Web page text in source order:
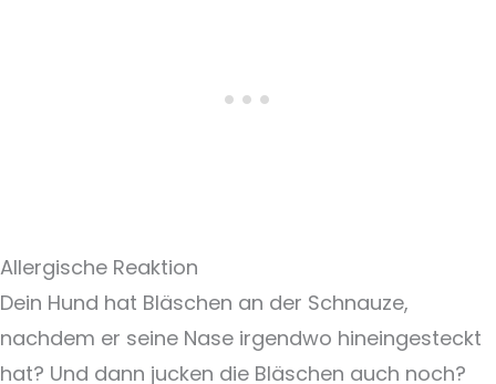
Allergische Reaktion
Dein Hund hat Bläschen an der Schnauze,
nachdem er seine Nase irgendwo hineingesteckt
hat? Und dann jucken die Bläschen auch noch?